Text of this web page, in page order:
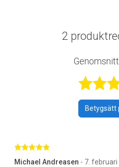
2
Betygsätt
Betygsatt 5 av 5
Michael Andreasen - 7. februari